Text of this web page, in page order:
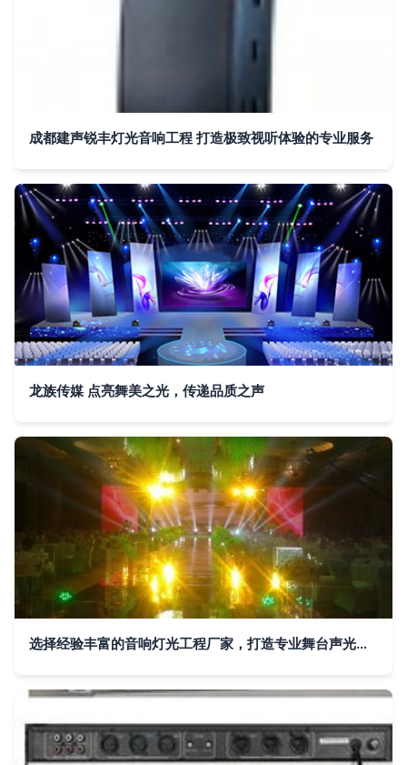
成都建声锐丰灯光音响工程 打造极致视听体验的专业服务
龙族传媒 点亮舞美之光，传递品质之声
选择经验丰富的音响灯光工程厂家，打造专业舞台声光效果——勤加缘网推荐寿光魅力声光文化传播